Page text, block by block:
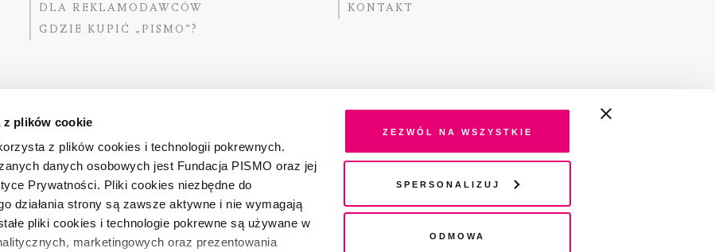
z plików cookie
z plików cookies i technologii pokrewnych.
danych osobowych jest Fundacja PISMO oraz jej
Prywatności. Pliki cookies niezbędne do
działania strony są zawsze aktywne i nie wymagają
pliki cookies i technologie pokrewne są używane w
marketingowych oraz prezentowania
Zezwól na wszystkie
Spersonalizuj
Odmowa
DLA REKLAMODAWCÓW
GDZIE KUPIĆ „PISMO”?
KONTAKT
państwowego funduszu celowego
Partnerem wydania audio „Pisma” jest Radio 357.